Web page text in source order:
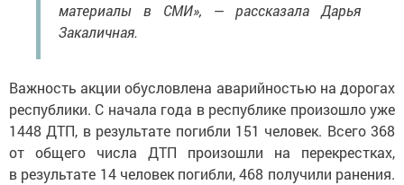
материалы в СМИ», — рассказала Дарья
Закаличная.
Важность акции обусловлена аварийностью на дорогах
республики. С начала года в республике произошло уже
1448 ДТП, в результате погибли 151 человек. Всего 368
от общего числа ДТП произошли на перекрестках,
в результате 14 человек погибли, 468 получили ранения.